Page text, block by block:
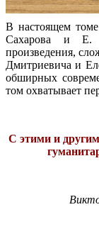
В настоящем
Сахарова и Е.
произведения,
Дмитриевича и
обширных
том охватывает
С этими и